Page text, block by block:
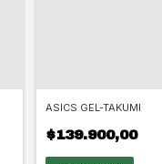
ASICS GEL-TAKUMI
$139.900,00